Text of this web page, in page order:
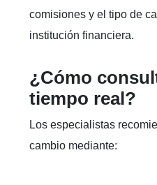
comisiones y el tipo de
institución financiera.
¿Cómo
tiempo real?
Los especialistas
cambio mediante: